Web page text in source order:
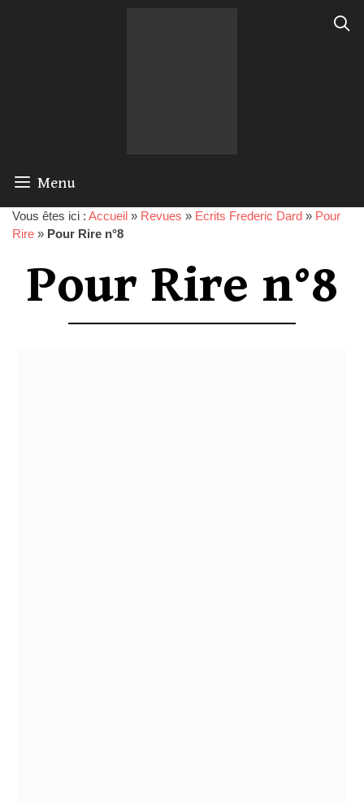
Menu
Vous êtes ici : Accueil » Revues » Ecrits Frederic Dard » Pour
Rire » Pour Rire n°8
Pour Rire n°8